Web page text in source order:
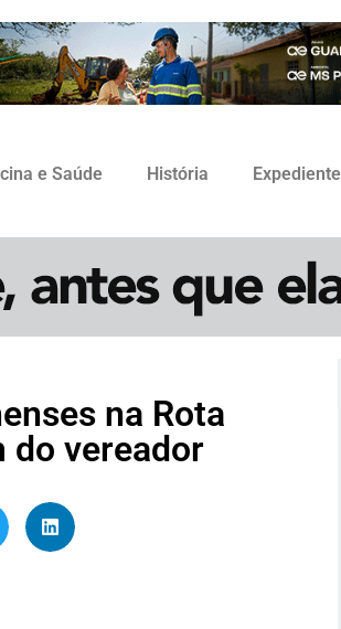
e Saúde História Expediente
na Rota
do vereador